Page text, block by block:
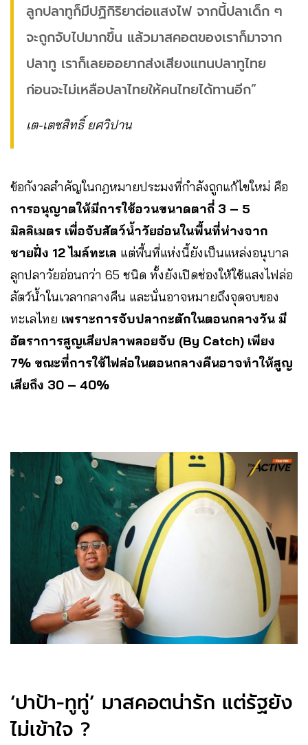
ลูกปลาทูก็มีปฏิกิริยาต่อแสงไฟ จากนี้ปลาเด็ก ๆ
จะถูกจับไปมากขึ้น แล้วมาสคอตของเราก็มาจาก
ปลาทู เราก็เลยออยากส่งเสียงแทนปลาทูไทย
ก่อนจะไม่เหลือปลาไทยให้คนไทยได้ทานอีก”
เต-เตชสิทธิ์ ยศวิปาน
ข้อกังวลสำคัญในกฎหมายประมงที่กำลังถูกแก้ไขใหม่ คือ
การอนุญาตให้มีการใช้อวนขนาดตาถี่ 3 – 5
มิลลิเมตร เพื่อจับสัตว์น้ำวัยอ่อนในพื้นที่ห่างจาก
ชายฝั่ง 12 ไมล์ทะเล แต่พื้นที่แห่งนี้ยังเป็นแหล่งอนุบาล
ลูกปลาวัยอ่อนกว่า 65 ชนิด ทั้งยังเปิดช่องให้ใช้แสงไฟล่อ
สัตว์น้ำในเวลากลางคืน และนั่นอาจหมายถึงจุดจบของ
ทะเลไทย เพราะการจับปลากะตักในตอนกลางวัน มี
อัตราการสูญเสียปลาพลอยจับ (By Catch) เพียง
7% ขณะที่การใช้ไฟล่อในตอนกลางคืนอาจทำให้สูญ
เสียถึง 30 – 40%
‘ปาป้า-ทูทู่’ มาสคอตน่ารัก แต่รัฐยัง
ไม่เข้าใจ ?